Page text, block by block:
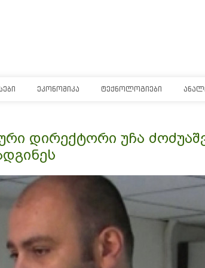
ᲔᲙᲝᲜᲝᲛᲘᲙᲐ ᲢᲔᲥᲜᲝᲚᲝᲒᲘᲔᲑᲘ
დირექტორი უჩა